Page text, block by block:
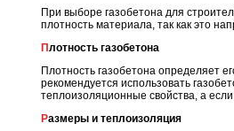
При выборе газобетона для
плотность материала, так как это
Плотность газобетона
Плотность газобетона определяет
рекомендуется использовать
теплоизоляционные свойства, а
Размеры и теплоизоляция